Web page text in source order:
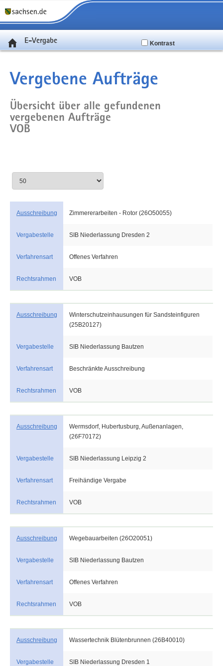
E-Vergabe Kontrast
Vergebene Aufträge
Übersicht über alle gefundenen
vergebenen Aufträge
VOB
Ausschreibung Zimmererarbeiten - Rotor (26O50055)
Vergabestelle SIB Niederlassung Dresden 2
Verfahrensart Offenes Verfahren
Rechtsrahmen VOB
Ausschreibung
Winterschutzeinhausungen für Sandsteinfiguren
(25B20127)
Vergabestelle SIB Niederlassung Bautzen
Verfahrensart Beschränkte Ausschreibung
Rechtsrahmen VOB
Ausschreibung
Wermsdorf, Hubertusburg, Außenanlagen,
(26F70172)
Vergabestelle SIB Niederlassung Leipzig 2
Verfahrensart Freihändige Vergabe
Rechtsrahmen VOB
Ausschreibung Wegebauarbeiten (26O20051)
Vergabestelle SIB Niederlassung Bautzen
Verfahrensart Offenes Verfahren
Rechtsrahmen VOB
Ausschreibung Wassertechnik Blütenbrunnen (26B40010)
Vergabestelle SIB Niederlassung Dresden 1